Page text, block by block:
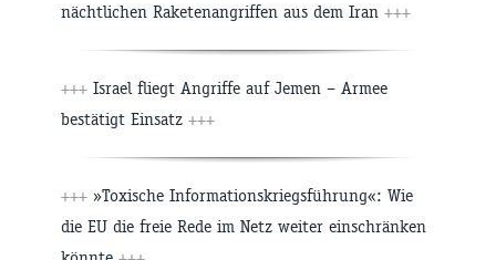
nächtlichen Raketenangriffen aus dem Iran +++
+++ Israel fliegt Angriffe auf Jemen – Armee
bestätigt Einsatz +++
+++ »Toxische Informationskriegsführung«: Wie
die EU die freie Rede im Netz weiter einschränken